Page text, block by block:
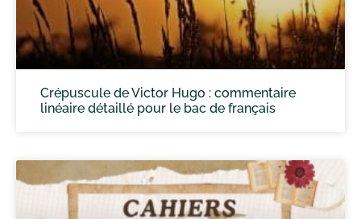
Crépuscule de Victor Hugo : commentaire
linéaire détaillé pour le bac de français